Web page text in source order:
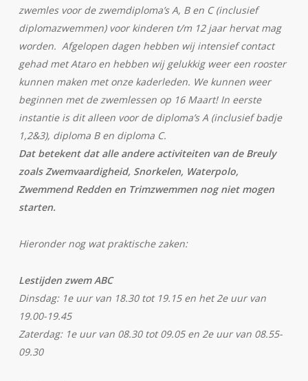
zwemles voor de zwemdiploma’s A, B en C (inclusief
diplomazwemmen) voor kinderen t/m 12 jaar hervat mag
worden. Afgelopen dagen hebben wij intensief contact
gehad met Ataro en hebben wij gelukkig weer een rooster
kunnen maken met onze kaderleden. We kunnen weer
beginnen met de zwemlessen op 16 Maart! In eerste
instantie is dit alleen voor de diploma’s A (inclusief badje
1,2&3), diploma B en diploma C.
Dat betekent dat alle andere activiteiten van de Breuly
zoals Zwemvaardigheid, Snorkelen, Waterpolo,
Zwemmend Redden en Trimzwemmen nog niet mogen
starten.
Hieronder nog wat praktische zaken:
Lestijden zwem ABC
Dinsdag: 1e uur van 18.30 tot 19.15 en het 2e uur van
19.00-19.45
Zaterdag: 1e uur van 08.30 tot 09.05 en 2e uur van 08.55-
09.30